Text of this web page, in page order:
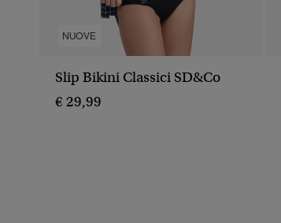
NUOVE
Slip Bikini Classici SD&Co
€ 29,99